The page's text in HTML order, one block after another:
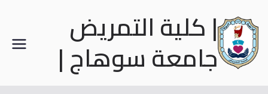
| كلية التمريض
جامعة سوهاج |